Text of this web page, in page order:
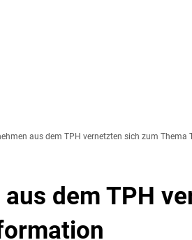
aus dem TPH vernetzten sich zum Thema
dem TPH